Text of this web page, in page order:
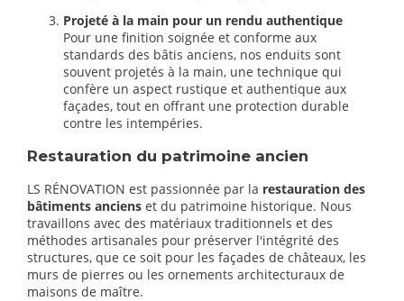
Projeté à la main pour un rendu authentique
Pour une finition soignée et conforme aux
standards des bâtis anciens, nos enduits sont
souvent projetés à la main, une technique qui
confère un aspect rustique et authentique aux
façades, tout en offrant une protection durable
contre les intempéries.
Restauration du patrimoine ancien
LS RÉNOVATION est passionnée par la restauration des
bâtiments anciens et du patrimoine historique. Nous
travaillons avec des matériaux traditionnels et des
méthodes artisanales pour préserver l'intégrité des
structures, que ce soit pour les façades de châteaux, les
murs de pierres ou les ornements architecturaux de
maisons de maître.